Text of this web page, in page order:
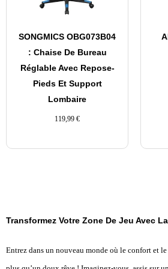
SONGMICS OBG073B04
: Chaise De Bureau
Réglable Avec Repose-
Pieds Et Support
Lombaire
119,99 €
Transformez Votre Zone De Jeu Avec
Entrez dans un nouveau monde où le confort et